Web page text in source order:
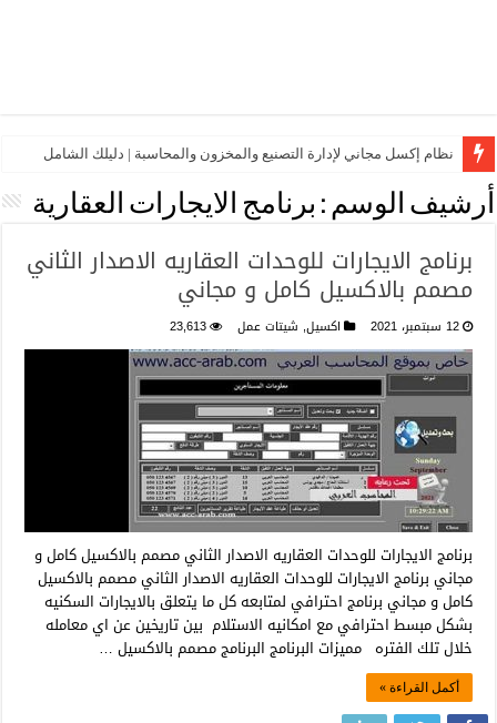
نظام إكسل مجاني لإدارة التصنيع والمخزون والمحاسبة | دليلك الشامل
أرشيف الوسم : برنامج الايجارات العقارية
برنامج الايجارات للوحدات العقاريه الاصدار الثاني
مصمم بالاكسيل كامل و مجاني
12 سبتمبر، 2021 اكسيل, شيتات عمل 23,613
برنامج الايجارات للوحدات العقاريه الاصدار الثاني مصمم بالاكسيل كامل و
مجاني برنامج الايجارات للوحدات العقاريه الاصدار الثاني مصمم بالاكسيل
كامل و مجاني برنامج احترافي لمتابعه كل ما يتعلق بالايجارات السكنيه
بشكل مبسط احترافي مع امكانيه الاستلام بين تاريخين عن اي معامله
خلال تلك الفتره مميزات البرنامج البرنامج مصمم بالاكسيل …
أكمل القراءة »